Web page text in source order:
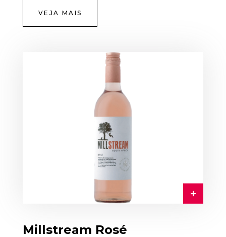
VEJA MAIS
Millstream Rosé